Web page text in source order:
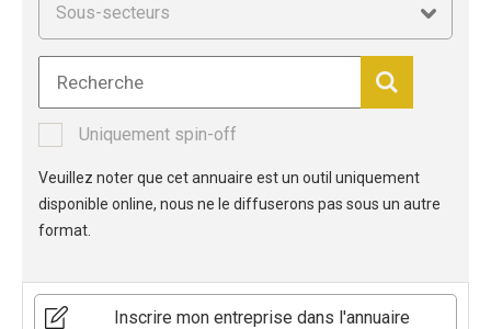
Uniquement spin-off
Veuillez noter que cet annuaire est un outil uniquement
disponible online, nous ne le diffuserons pas sous un autre
format.
Inscrire mon entreprise dans l'annuaire